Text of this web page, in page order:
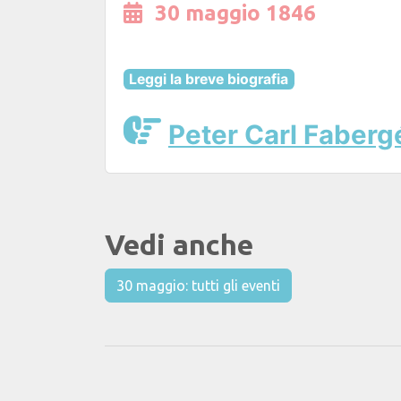
30 maggio 1846
Leggi la breve biografia
Peter Carl
Vedi anche
30 maggio: tutti gli eventi